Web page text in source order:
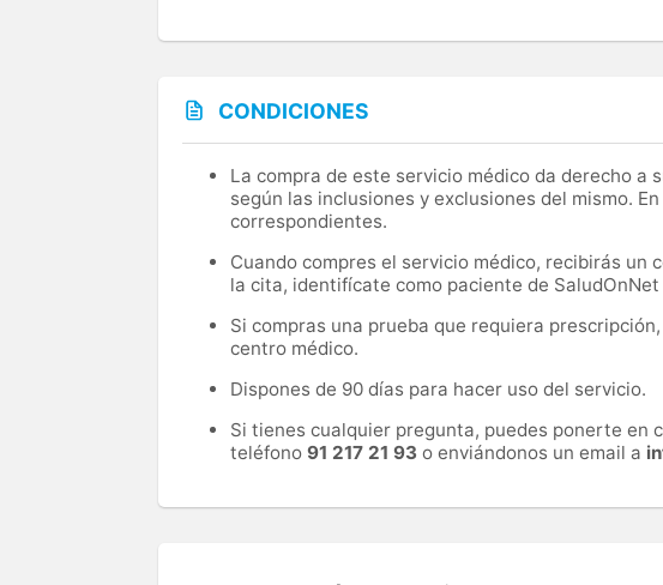
CONDICIONES
La compra de este servicio médico da derecho a
según las inclusiones y exclusiones del mismo.
correspondientes.
Cuando compres el servicio médico, recibirás un
la cita, identifícate como paciente de
Si compras una prueba que requiera
centro médico.
Dispones de 90 días para hacer uso del servicio.
Si tienes cualquier pregunta, puedes ponerte en
teléfono 91 217 21 93 o enviándonos un email a